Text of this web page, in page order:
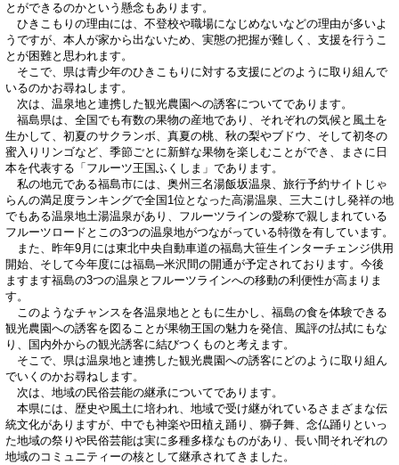
とができるのかという懸念もあります。
ひきこもりの理由には、不登校や職場になじめないなどの理由が多いよ
うですが、本人が家から出ないため、実態の把握が難しく、支援を行うこ
とが困難と思われます。
そこで、県は青少年のひきこもりに対する支援にどのように取り組んで
いるのかお尋ねします。
次は、温泉地と連携した観光農園への誘客についてであります。
福島県は、全国でも有数の果物の産地であり、それぞれの気候と風土を
生かして、初夏のサクランボ、真夏の桃、秋の梨やブドウ、そして初冬の
蜜入りリンゴなど、季節ごとに新鮮な果物を楽しむことができ、まさに日
本を代表する「フルーツ王国ふくしま」であります。
私の地元である福島市には、奥州三名湯飯坂温泉、旅行予約サイトじゃ
らんの満足度ランキングで全国1位となった高湯温泉、三大こけし発祥の地
でもある温泉地土湯温泉があり、フルーツラインの愛称で親しまれている
フルーツロードとこの3つの温泉地がつながっている特徴を有しています。
また、昨年9月には東北中央自動車道の福島大笹生インターチェンジ供用
開始、そして今年度には福島─米沢間の開通が予定されております。今後
ますます福島の3つの温泉とフルーツラインへの移動の利便性が高まりま
す。
このようなチャンスを各温泉地とともに生かし、福島の食を体験できる
観光農園への誘客を図ることが果物王国の魅力を発信、風評の払拭にもな
り、国内外からの観光誘客に結びつくものと考えます。
そこで、県は温泉地と連携した観光農園への誘客にどのように取り組ん
でいくのかお尋ねします。
次は、地域の民俗芸能の継承についてであります。
本県には、歴史や風土に培われ、地域で受け継がれているさまざまな伝
統文化がありますが、中でも神楽や田植え踊り、獅子舞、念仏踊りといっ
た地域の祭りや民俗芸能は実に多種多様なものがあり、長い間それぞれの
地域のコミュニティーの核として継承されてきました。